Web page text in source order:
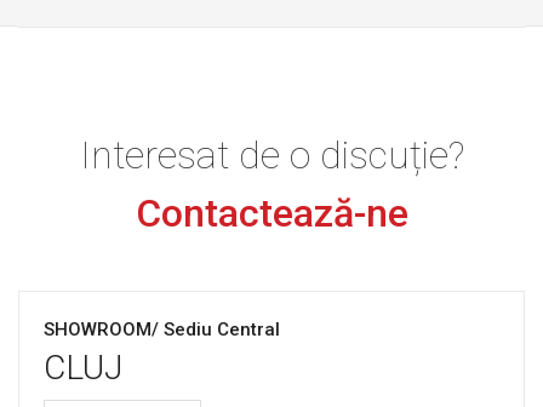
Interesat de o discuție?
Contactează-ne
SHOWROOM/ Sediu Central
CLUJ